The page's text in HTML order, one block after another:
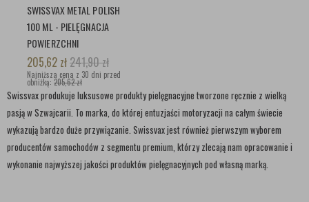
SWISSVAX METAL POLISH
100 ML - PIELĘGNACJA
POWIERZCHNI
METALOWYCH I
CHROMOWANYCH
205,62 zł241,90zł
Najniższa cena z 30 dni przed
obniżką: 205,62 zł
Swissvax produkuje luksusowe produkty pielęgnacyjne tworzone ręcznie z wielką
pasją w Szwajcarii. To marka, do której entuzjaści motoryzacji na całym świecie
wykazują bardzo duże przywiązanie. Swissvax jest również pierwszym wyborem
producentów samochodów z segmentu premium, którzy zlecają nam opracowanie i
wykonanie najwyższej jakości produktów pielęgnacyjnych pod własną marką.